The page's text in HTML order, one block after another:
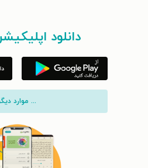
دانلود
... موارد